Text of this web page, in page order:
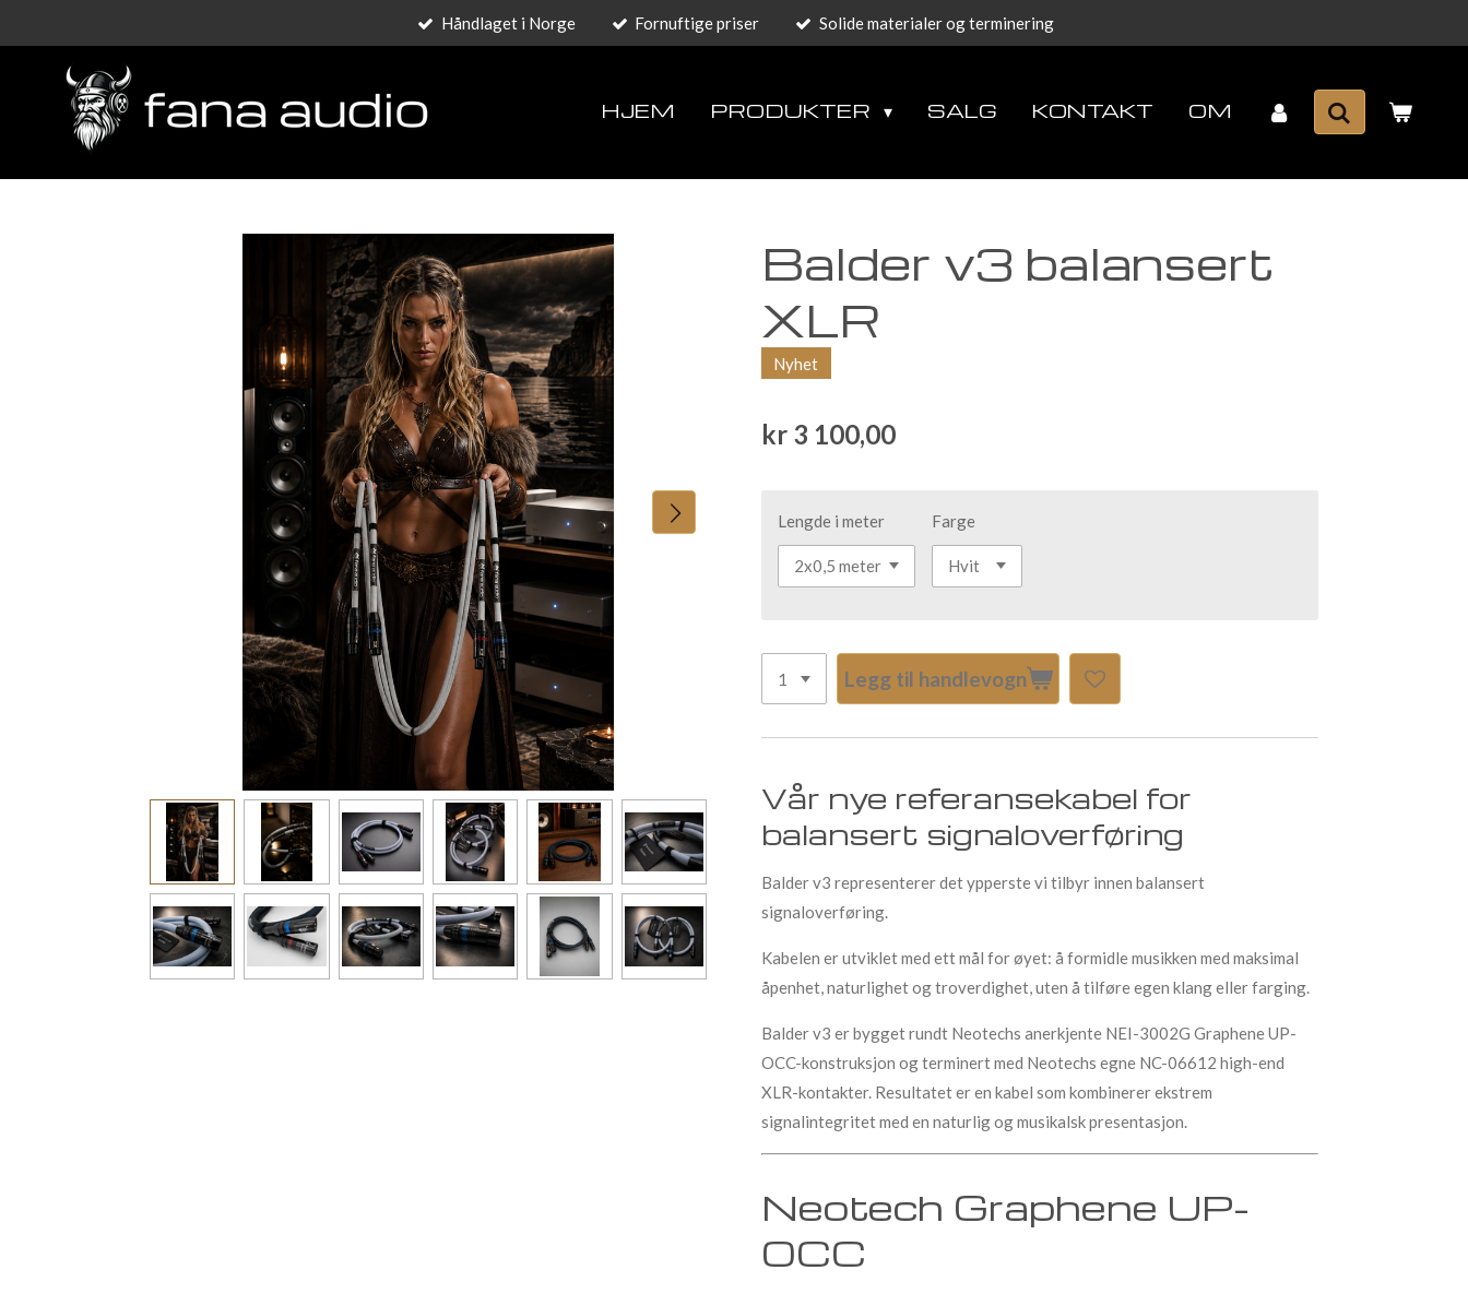
hovedinnhold
Håndlaget i Norge Fornuftige priser Solide materialer og terminering
HJEM PRODUKTER SALG KONTAKT OM
Balder v3 balansert
XLR
Nyhet
kr 3 100,00
Lengde i meter Farge
Legg til handlevogn
Vår nye referansekabel for
balansert signaloverføring
Balder v3 representerer det ypperste vi tilbyr innen balansert
signaloverføring.
Kabelen er utviklet med ett mål for øyet: å formidle musikken med maksimal
åpenhet, naturlighet og troverdighet, uten å tilføre egen klang eller farging.
Balder v3 er bygget rundt Neotechs anerkjente NEI-3002G Graphene UP-
OCC-konstruksjon og terminert med Neotechs egne NC-06612 high-end
XLR-kontakter. Resultatet er en kabel som kombinerer ekstrem
signalintegritet med en naturlig og musikalsk presentasjon.
Neotech Graphene UP-
OCC